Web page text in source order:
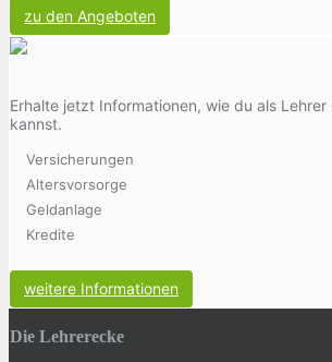
zu den Angeboten
Erhalte jetzt Informationen, wie du als Lehrer
kannst.
Versicherungen
Altersvorsorge
Geldanlage
Kredite
weitere Informationen
Die Lehrerecke